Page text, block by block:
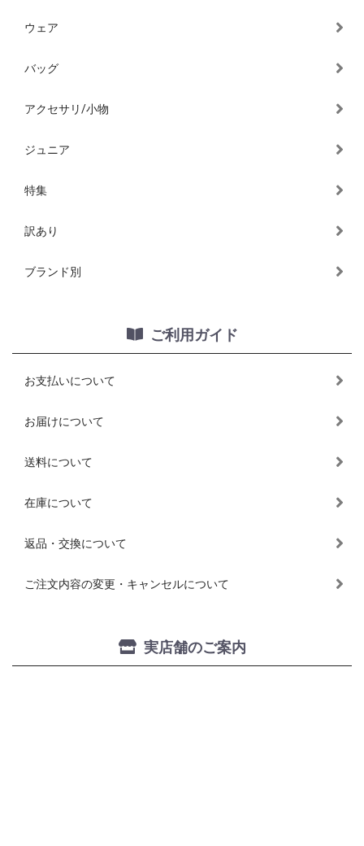
ウェア
バッグ
アクセサリ/小物
ジュニア
特集
訳あり
ブランド別
ご利用ガイド
お支払いについて
お届けについて
送料について
在庫について
返品・交換について
ご注文内容の変更・キャンセルについて
実店舗のご案内